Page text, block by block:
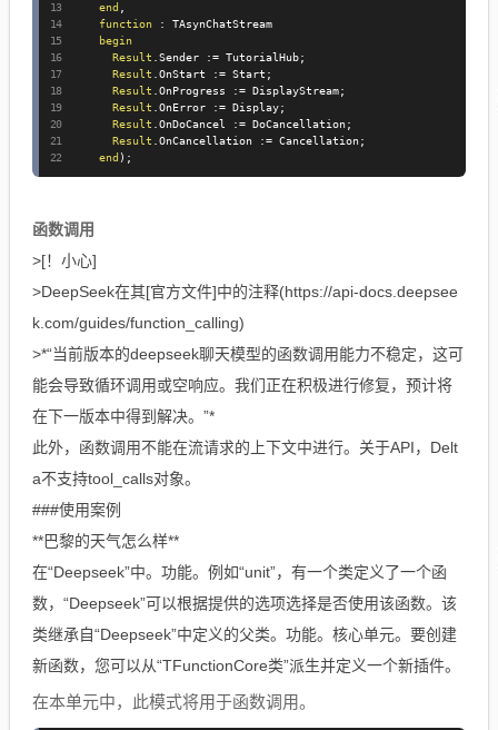
end
function
:
TAsynChatStream
begin
Result
Sender := TutorialHub;
Result
OnStart := Start ;
Result
OnProgress := DisplayStream;
Result
OnError := Display;
Result
OnDoCancel := DoCancellation;
Result
OnCancellation := Cancellation;
end ) ;
函数调用
>[！小心]
>DeepSeek在其[官方文件]中的注释(https://api-docs.deepsee
k.com/guides/function_calling)
>*“当前版本的deepseek聊天模型的函数调用能力不稳定，这可
能会导致循环调用或空响应。我们正在积极进行修复，预计将
在下一版本中得到解决。”*
此外，函数调用不能在流请求的上下文中进行。关于API，Delt
a不支持tool_calls对象。
###使用案例
**巴黎的天气怎么样**
在“Deepseek”中。功能。例如“unit”，有一个类定义了一个函
数，“Deepseek”可以根据提供的选项选择是否使用该函数。该
类继承自“Deepseek”中定义的父类。功能。核心单元。要创建
新函数，您可以从“TFunctionCore类”派生并定义一个新插件。
在本单元中，此模式将用于函数调用。